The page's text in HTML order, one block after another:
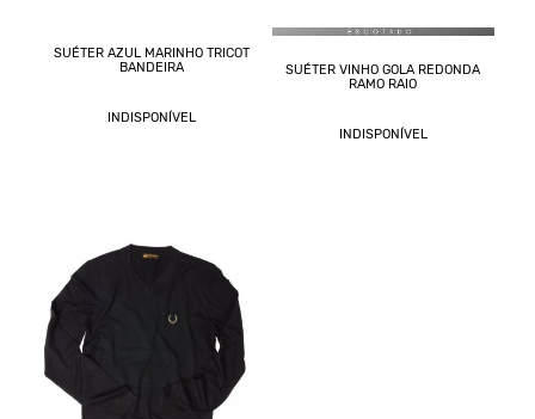
SUÉTER AZUL MARINHO TRICOT
BANDEIRA
INDISPONÍVEL
SUÉTER VINHO GOLA REDONDA
RAMO RAIO
INDISPONÍVEL